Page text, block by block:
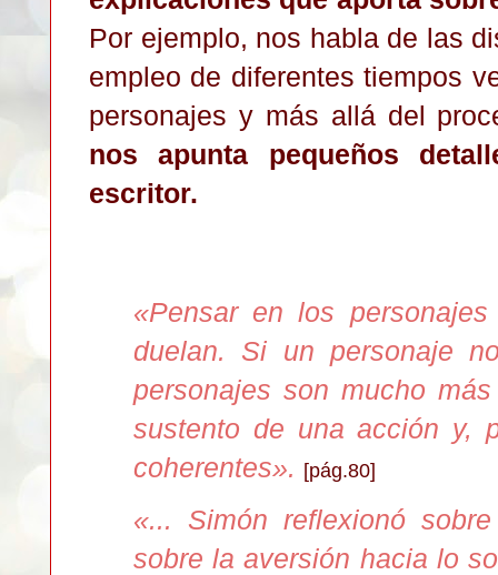
Por ejemplo, nos habla de las
empleo de diferentes tiempos
personajes y más allá del
nos apunta pequeños
escritor.
«Pensar en los
duelan. Si un personaje
personajes son mucho
sustento de una acción y,
coherentes». [pág.80]
«... Simón reflexionó
sobre la aversión hacia lo